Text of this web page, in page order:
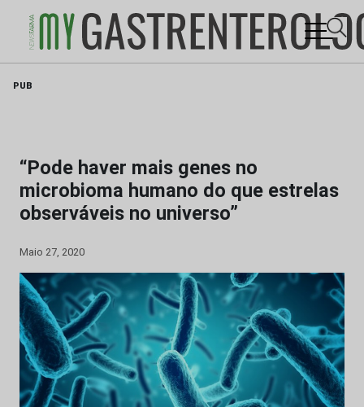
PUB
“Pode haver mais genes no
microbioma humano do que estrelas
observáveis no universo”
Maio 27, 2020